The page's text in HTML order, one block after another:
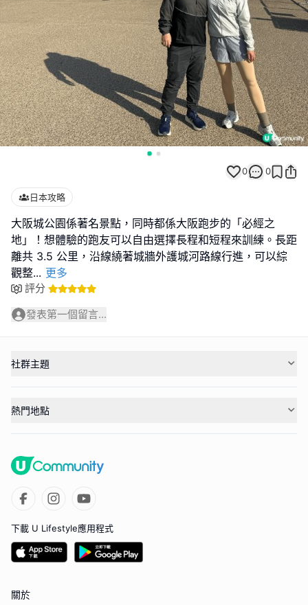
0 0
日本攻略
大阪城公園係著名景點，同時都係大阪跑步的「必經之
地」！想體驗的跑友可以自由選擇長程和短程來訓練。長距
離共 3.5 公里，沿線繞著城牆外護城河路線行進，可以綜
觀整... 更多
評分
發表第一個留言...
社群主題
熱門地點
下載 U Lifestyle應用程式
關於